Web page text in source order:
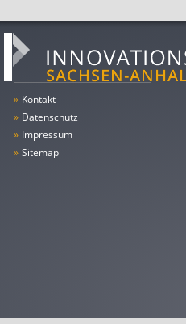
» Kontakt
» Datenschutz
» Impressum
» Sitemap